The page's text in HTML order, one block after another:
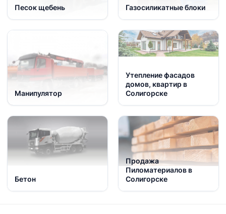
Песок щебень Газосиликатные блоки
Манипулятор
Утепление фасадов
домов, квартир в
Солигорске
Бетон
Продажа
Пиломатериалов в
Солигорске